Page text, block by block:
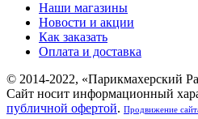
Наши магазины
Новости и акции
Как заказать
Оплата и доставка
© 2014-2022, «Парикмахерский
Cайт носит информационный
публичной офертой. Продвижение